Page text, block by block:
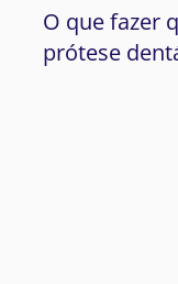
O que fazer
prótese